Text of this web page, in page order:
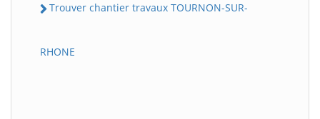
Trouver chantier travaux TOURNON-SUR-
RHONE